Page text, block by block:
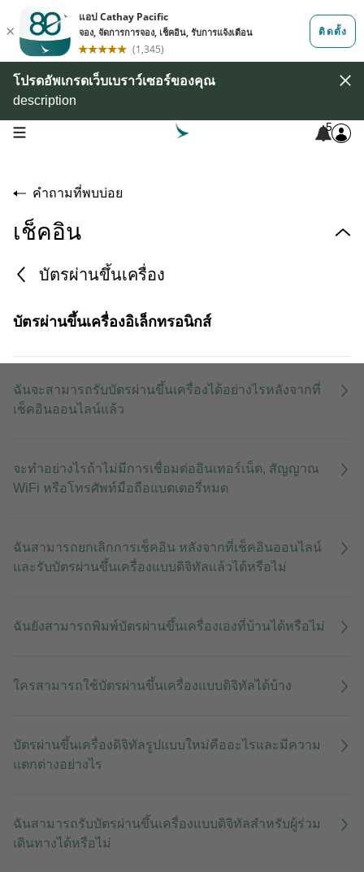
โปรดอัพเกรดเว็บเบราว์เซอร์ของคุณ
description
open navigation menu 5
คำถามที่พบบ่อย
เช็คอิน
บัตรผ่านขึ้นเครื่อง
บัตรผ่านขึ้นเครื่องอิเล็กทรอนิกส์
กำหนดเวลาที่เร็วที่สุดและช้าที่สุดในการรับบัตรผ่านขึ้น
เครื่องคือเมื่อใด
ฉันจะสามารถรับบัตรผ่านขึ้นเครื่องได้อย่างไรหลังจากที่
เช็คอินออนไลน์แล้ว
จะทำอย่างไรถ้าไม่มีการเชื่อมต่ออินเทอร์เน็ต, สัญญาณ
WiFi หรือโทรศัพท์มือถือแบตเตอรี่หมด
ฉันสามารถยกเลิกการเช็คอิน หลังจากที่เช็คอินออนไลน์
และรับบัตรผ่านขึ้นเครื่องแบบดิจิทัลแล้วได้หรือไม่
ฉันยังสามารถพิมพ์บัตรผ่านขึ้นเครื่องเองที่บ้านได้หรือไม่
ใครสามารถใช้บัตรผ่านขึ้นเครื่องแบบดิจิทัลได้บ้าง
บัตรผ่านขึ้นเครื่องดิจิทัลรูปแบบใหม่คืออะไรและมีความ
แตกต่างอย่างไร
ฉันสามารถรับบัตรผ่านขึ้นเครื่องแบบดิจิทัลสำหรับผู้ร่วม
เดินทางได้หรือไม่